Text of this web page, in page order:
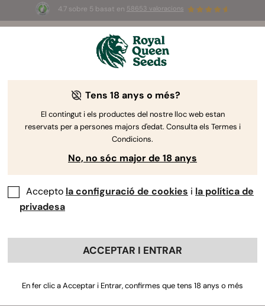
4.7 sobre 5 basat en 58653 valoracions
Summer Sales: ¡Hasta un 50%
de descuento! ⏤
Guia de cultiu de marihuana de Royal Queen Seeds
Cercador de temes de la Guia de cultiu
Guia completa per la germinació de
llavors de Marihuana
Tens 18 anys o més?
El contingut i els productes del nostre lloc web estan
reservats per a persones majors d'edat. Consulta els Termes i
Condicions.
No, no sóc major de 18 anys
Accepto la configuració de cookies i la política de
privadesa
ACCEPTAR I ENTRAR
En fer clic a Acceptar i Entrar, confirmes que tens 18 anys o més